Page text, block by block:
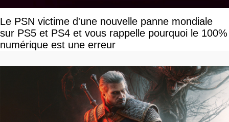
Le PSN victime d'une nouvelle panne mondiale
sur PS5 et PS4 et vous rappelle pourquoi le 100%
numérique est une erreur